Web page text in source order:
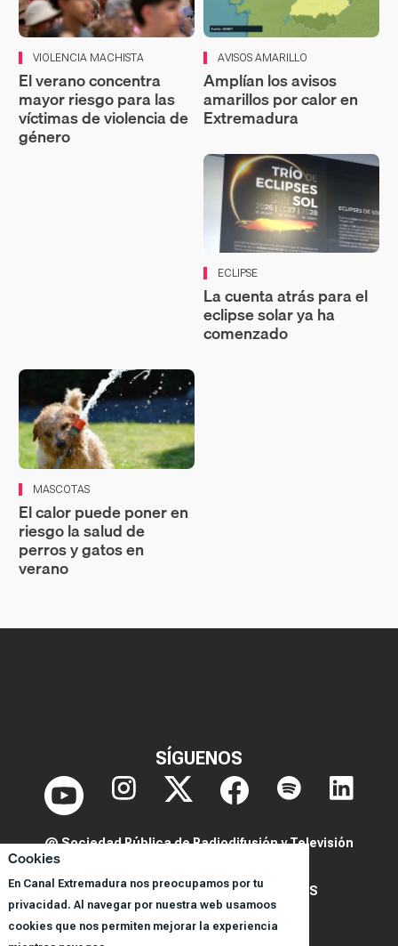
Cookies
En Canal Extremadura nos preocupamos por tu
privacidad. Al navegar por nuestra web usamoos
cookies que nos permiten mejorar la experiencia
VIOLENCIA MACHISTA
El verano concentra
mayor riesgo para las
víctimas de violencia de
género
AVISOS AMARILLO
Amplían los avisos
amarillos por calor en
Extremadura
ECLIPSE
La cuenta atrás para el
eclipse solar ya ha
comenzado
MASCOTAS
El calor puede poner en
riesgo la salud de
perros y gatos en
verano
SÍGUENOS
@ Sociedad Pública de Radiodifusión y Televisión
POLITICA DE PRIVACIDAD Y COOKIES